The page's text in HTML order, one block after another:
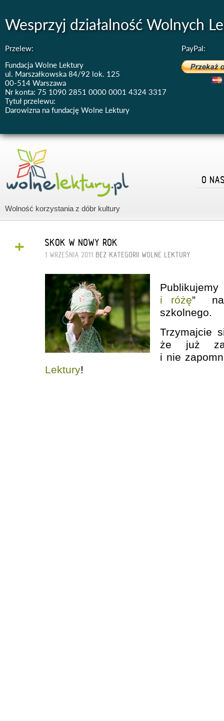
Wesprzyj działalność Wolnych
Przelew:
Fundacja Wolne Lektury
ul. Marszałkowska 84/92 lok. 125
00-514 Warszawa
Nr konta: 75 1090 2851 0000 0001 4324 3317
Tytuł przelewu:
Darowizna na fundację Wolne Lektury
PayPal:
Wolność korzystania z dóbr kultury
O
+ SKOK W NOWY ROK
1 WRZEŚNIA 2011 BEZ KATEGORII WOLNE LEKTURY
i różę” na
szkolnego.
Trzymajcie
że już
i nie
Lektury!